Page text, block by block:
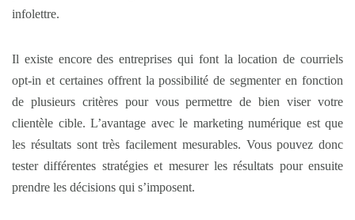
infolettre.
Il existe encore des entreprises qui font la location de courriels
opt-in et certaines offrent la possibilité de segmenter en fonction
de plusieurs critères pour vous permettre de bien viser votre
clientèle cible. L’avantage avec le marketing numérique est que
les résultats sont très facilement mesurables. Vous pouvez donc
tester différentes stratégies et mesurer les résultats pour ensuite
prendre les décisions qui s’imposent.